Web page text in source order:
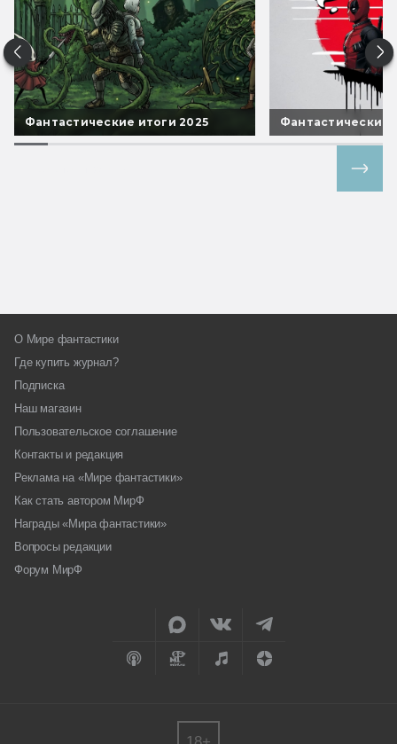
Фантастические итоги 2025 Фантастические
О Мире фантастики
Где купить журнал?
Подписка
Наш магазин
Пользовательское соглашение
Контакты и редакция
Реклама на «Мире фантастики»
Как стать автором МирФ
Награды «Мира фантастики»
Вопросы редакции
Форум МирФ